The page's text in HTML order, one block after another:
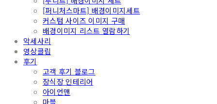
[퍼니처스마트] 배경이미지세트
커스텀 사이즈 이미지 구매
배경이미지 리스트 열람하기
악세사리
영상클립
후기
고객 후기 블로그
장식장 인테리어
아이언맨
마블